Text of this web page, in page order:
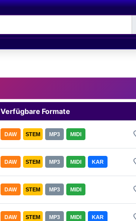
Verfügbare Formate
DAW STEM MP3 MIDI
DAW STEM MP3 MIDI KAR
DAW STEM MP3 MIDI
DAW STEM MP3 MIDI KAR